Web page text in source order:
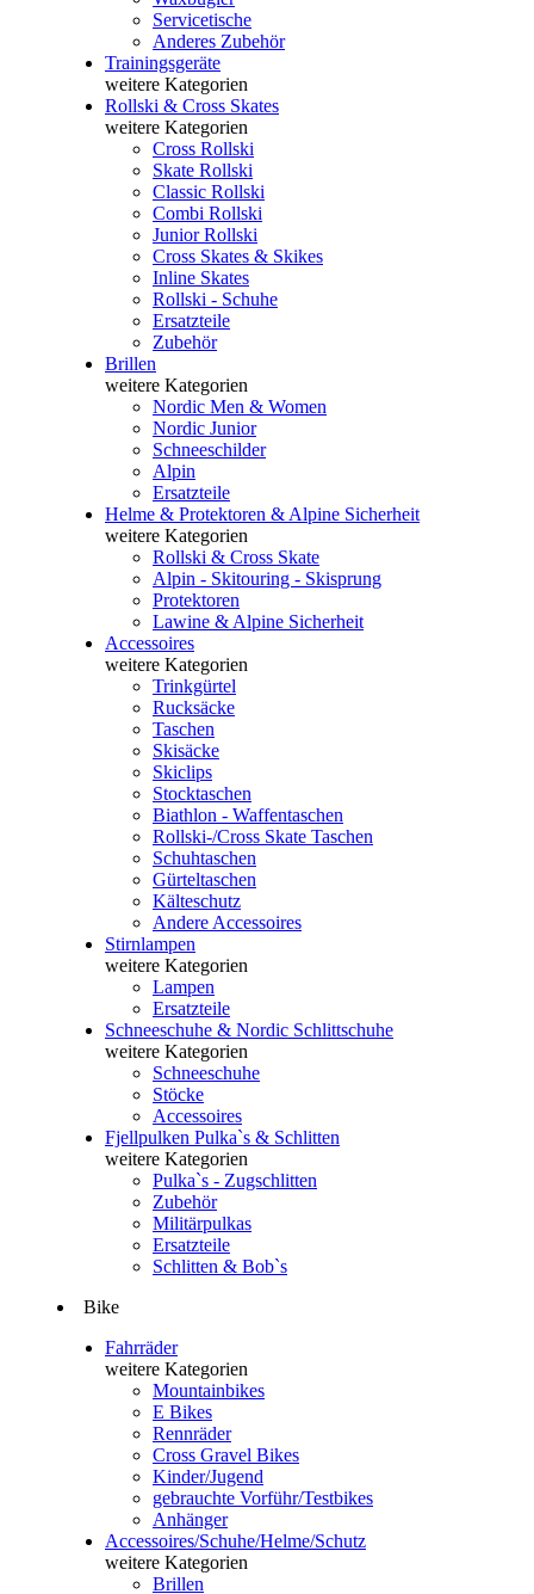
Servicetische
Anderes Zubehör
Trainingsgeräte
weitere Kategorien
Rollski & Cross Skates
weitere Kategorien
Cross Rollski
Skate Rollski
Classic Rollski
Combi Rollski
Junior Rollski
Cross Skates & Skikes
Inline Skates
Rollski - Schuhe
Ersatzteile
Zubehör
Brillen
weitere Kategorien
Nordic Men & Women
Nordic Junior
Schneeschilder
Alpin
Ersatzteile
Helme & Protektoren & Alpine Sicherheit
weitere Kategorien
Rollski & Cross Skate
Alpin - Skitouring - Skisprung
Protektoren
Lawine & Alpine Sicherheit
Accessoires
weitere Kategorien
Trinkgürtel
Rucksäcke
Taschen
Skisäcke
Skiclips
Stocktaschen
Biathlon - Waffentaschen
Rollski-/Cross Skate Taschen
Schuhtaschen
Gürteltaschen
Kälteschutz
Andere Accessoires
Stirnlampen
weitere Kategorien
Lampen
Ersatzteile
Schneeschuhe & Nordic Schlittschuhe
weitere Kategorien
Schneeschuhe
Stöcke
Accessoires
Fjellpulken Pulka`s & Schlitten
weitere Kategorien
Pulka`s - Zugschlitten
Zubehör
Militärpulkas
Ersatzteile
Schlitten & Bob`s
Bike
Fahrräder
weitere Kategorien
Mountainbikes
E Bikes
Rennräder
Cross Gravel Bikes
Kinder/Jugend
gebrauchte Vorführ/Testbikes
Anhänger
Accessoires/Schuhe/Helme/Schutz
weitere Kategorien
Brillen